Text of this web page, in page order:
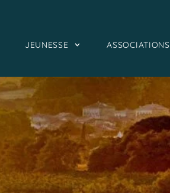
JEUNESSE ASSOCIATIONS